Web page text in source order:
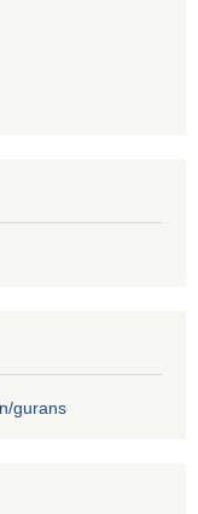
gurans